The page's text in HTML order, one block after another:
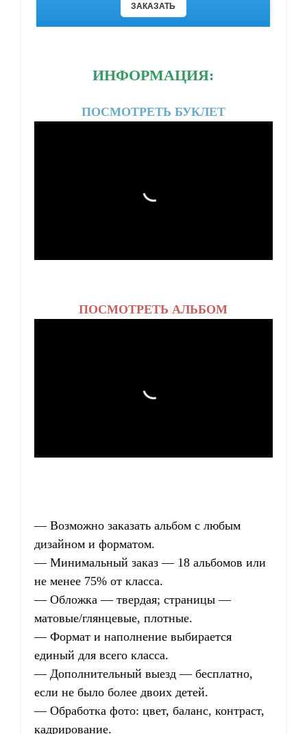
ЗАКАЗАТЬ
ИНФОРМАЦИЯ:
ПОСМОТРЕТЬ БУКЛЕТ
ПОСМОТРЕТЬ АЛЬБОМ
— Возможно заказать альбом с любым
дизайном и форматом.
— Минимальный заказ — 18 альбомов или
не менее 75% от класса.
— Обложка — твердая; страницы —
матовые/глянцевые, плотные.
— Формат и наполнение выбирается
единый для всего класса.
— Дополнительный выезд — бесплатно,
если не было более двоих детей.
— Обработка фото: цвет, баланс, контраст,
кадрирование.